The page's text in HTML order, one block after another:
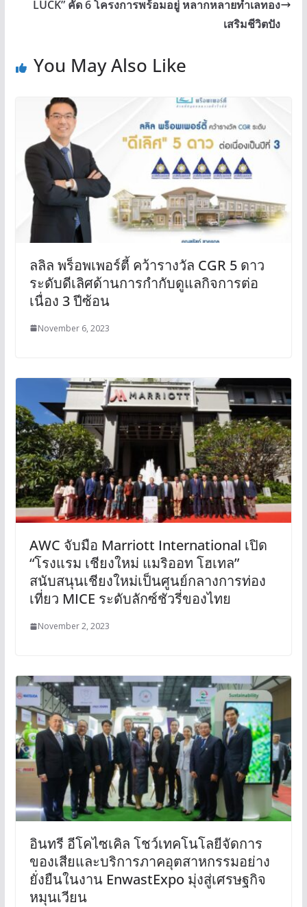
LUCK” คัด 6 โครงการพร้อมอยู่ หลากหลายทำเลทอง
เสริมชีวิตปัง
You May Also Like
ลลิล พร็อพเพอร์ตี้ คว้ารางวัล CGR 5 ดาว
ระดับดีเลิศด้านการกำกับดูแลกิจการต่อ
เนื่อง 3 ปีซ้อน
November 6, 2023
AWC จับมือ Marriott International เปิด
“โรงแรม เชียงใหม่ แมริออท โฮเทล”
สนับสนุนเชียงใหม่เป็นศูนย์กลางการท่อง
เที่ยว MICE ระดับลักซ์ชัวรี่ของไทย
November 2, 2023
อินทรี อีโคไซเคิล โชว์เทคโนโลยีจัดการ
ของเสียและบริการภาคอุตสาหกรรมอย่าง
ยั่งยืนในงาน EnwastExpo มุ่งสู่เศรษฐกิจ
หมุนเวียน